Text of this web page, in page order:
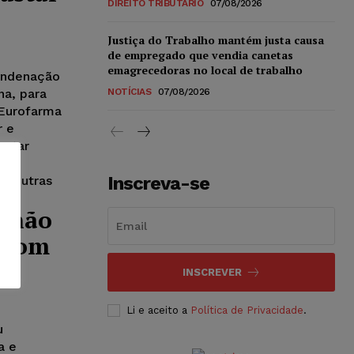
para
e
outras
e
DIREITO TRIBUTÁRIO 07/08/2026
Justiça do Trabalho mantém justa causa
de empregado que vendia canetas
emagrecedoras no local de trabalho
NOTÍCIAS 07/08/2026
Inscreva-se
INSCREVER
Li e aceito a Política de Privacidade.